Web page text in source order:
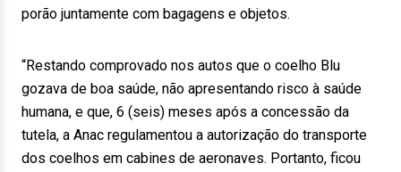
porão juntamente com bagagens e objetos.
“Restando comprovado nos autos que o coelho Blu
gozava de boa saúde, não apresentando risco à saúde
humana, e que, 6 (seis) meses após a concessão da
tutela, a Anac regulamentou a autorização do transporte
dos coelhos em cabines de aeronaves. Portanto, ficou